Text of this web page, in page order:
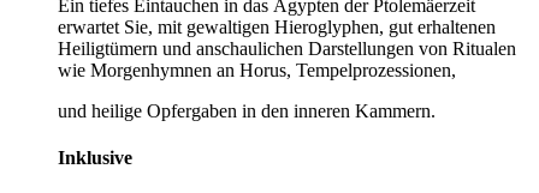
Ein tiefes Eintauchen in das Ägypten der Ptolemäerzeit
erwartet Sie, mit gewaltigen Hieroglyphen, gut erhaltenen
Heiligtümern und anschaulichen Darstellungen von Ritualen
wie Morgenhymnen an Horus, Tempelprozessionen,
und heilige Opfergaben in den inneren Kammern.
Inklusive